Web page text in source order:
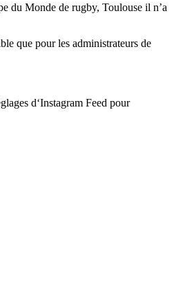
du Monde de rugby, Toulouse il n’a
que pour les administrateurs de
d‘Instagram Feed pour